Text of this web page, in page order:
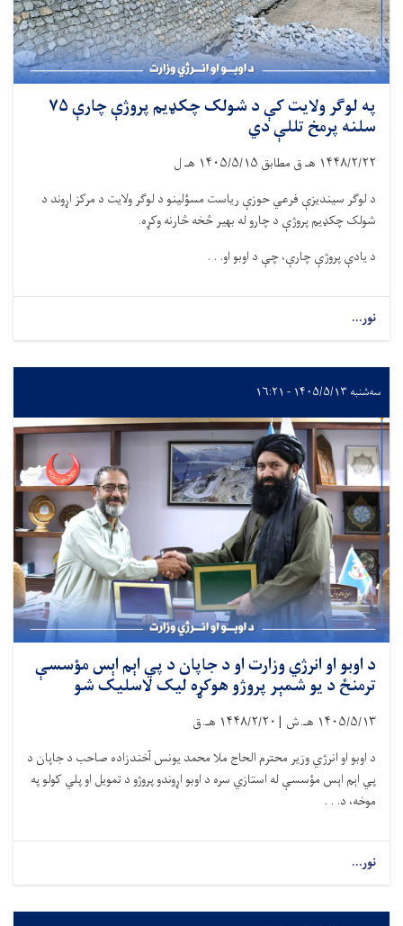
په لوګر ولایت کې د شولک چکډیم پروژې چارې ۷۵
سلنه پرمخ تللې دي
۱۴۴۸/۲/۲۲ هـ ق مطابق ۱۴۰۵/۵/۱۵ هـ ل
د لوګر سیندیزې فرعي حوزې ریاست مسؤلینو د لوګر ولایت د مرکز اړوند د
شولک چکډیم پروژې د چارو له بهیر څخه څارنه وکړه.
د یادې پروژې چارې، چې د اوبو او. . .
نور...
سه‌شنبه ۱۴۰۵/۵/۱۳ - ۱۶:۲۱
د اوبو او انرژي وزارت او د جاپان د پي اېم اېس مؤسسې
ترمنځ د یو شمېر پروژو هوکړه لیک لاسلیک شو
۱۴۰۵/۵/۱۳ هـ.ش | ۱۴۴۸/۲/۲۰ هـ.ق
د اوبو او انرژي وزیر محترم الحاج ملا محمد یونس آخندزاده صاحب د جاپان د
پي اېم اېس مؤسسې له استازي سره د اوبو اړوندو پروژو د تمویل او پلي کولو په
موخه، د. . .
نور...